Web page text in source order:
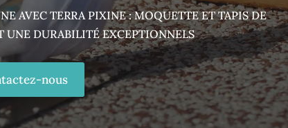
AVEC TERRA PIXINE : MOQUETTE ET TAPIS DE
UNE DURABILITÉ EXCEPTIONNELS
nous